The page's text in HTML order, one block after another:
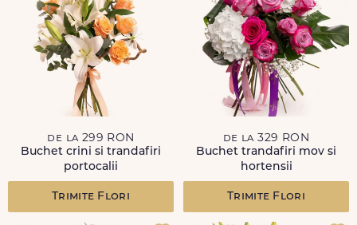
de la 299 RON
Buchet crini si trandafiri
portocalii
Trimite Flori
de la 329 RON
Buchet trandafiri mov si
hortensii
Trimite Flori